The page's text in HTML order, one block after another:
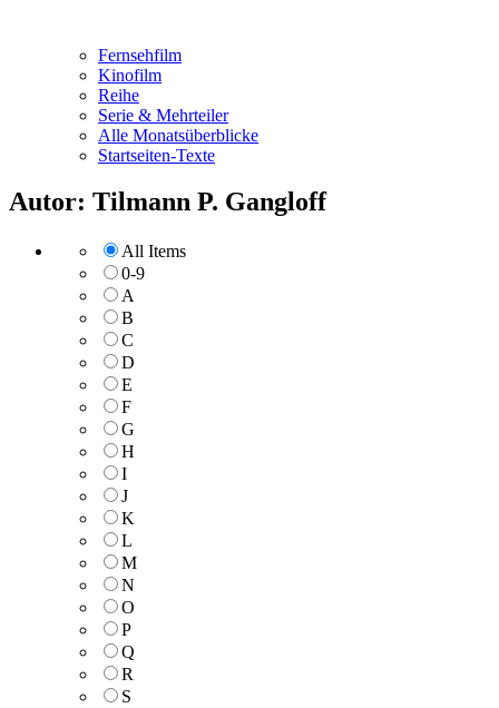
Fernsehfilm
Kinofilm
Reihe
Serie & Mehrteiler
Alle Monatsüberblicke
Startseiten-Texte
Autor: Tilmann P. Gangloff
All Items
0-9
A
B
C
D
E
F
G
H
I
J
K
L
M
N
O
P
Q
R
S